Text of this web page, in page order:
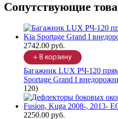
Сопутствующие
2742.00 руб.
Багажник LUX РЧ-120
Sportage Grand I
120)
2250.00 руб.